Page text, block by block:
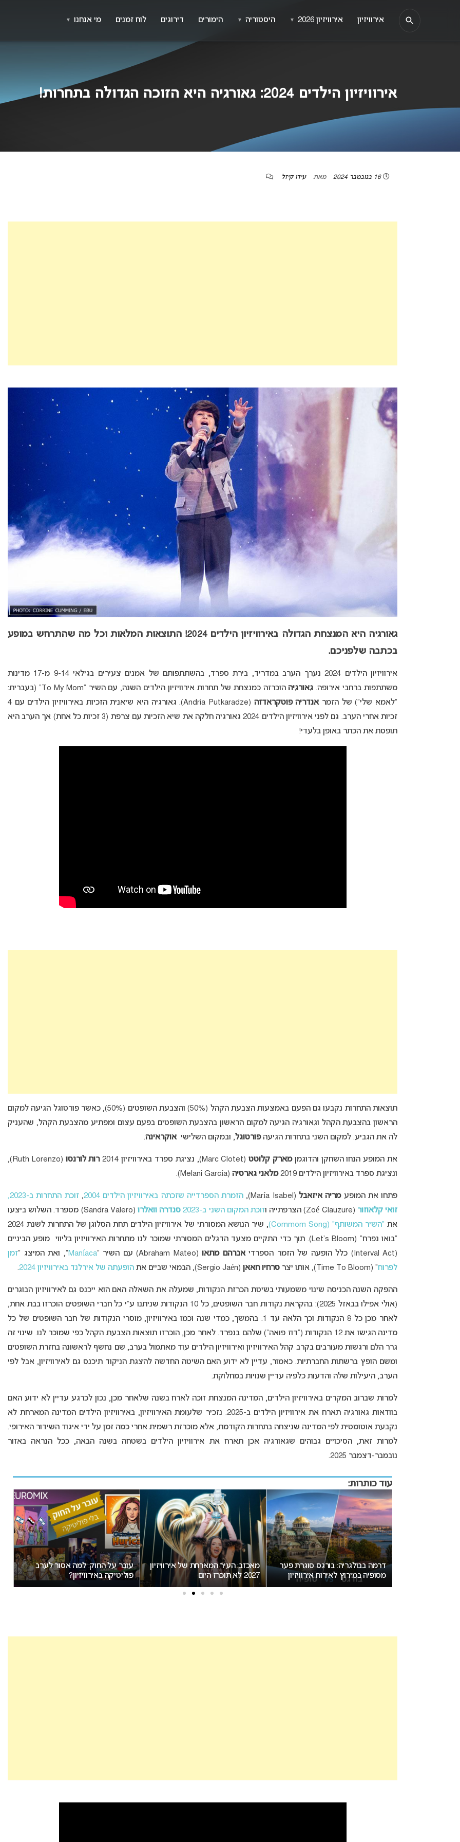
אירוויזיון הילדים 2024: גאורגיה היא הזוכה הגדולה בתחרות!
16 בנובמבר 2024 מאת עידו קיזל
גאורגיה היא המנצחת הגדולה באירוויזיון הילדים 2024!
התוצאות המלאות וכל מה שהתרחש במופע
בכתבה שלפניכם.
אירוויזיון הילדים 2024 נערך הערב במדריד, בירת ספרד, בהשתתפותם של אמנים צעירים בגילאי 9-14 מ-17 מדינות
משתתפות ברחבי אירופה. גאורגיה
הוכרזה כמנצחת של תחרות אירוויזיון הילדים השנה, עם השיר “To My Mom” (בעברית:
“לאמא שלי”) של הזמראנדריה פוטקראדזה
(Andria Putkaradze). גאורגיה היא שיאנית הזכיות באירוויזיון הילדים עם 4
זכיות אחרי הערב. גם לפני אירוויזיון הילדים 2024 גאורגיה חלקה את שיא הזכיות עם צרפת (3 זכיות כל אחת) אך הערב היא
תופסת את הכתר באופן בלעדי!
תוצאות התחרות נקבעו גם הפעם באמצעות הצבעת הקהל (50%) והצבעת השופטים (50%), כאשר פורטוגל הגיעה למקום
הראשון בהצבעת הקהל וגאורגיה הגיעה למקום הראשון בהצבעת השופטים בפעם עצום ומפתיע מהצבעת הקהל, שהעניק
לה את הגביע. למקום השני בתחרות הגיעהפורטוגל, ובמקום השלישי אוקראינה.
את המופע הנחו השחקן והדוגמןמארק קלוטט(Marc Clotet), נציגת ספרד באירוויזיון 2014 רות לורנסו
(Ruth Lorenzo),
ונציגת ספרד באירוויזיון הילדים 2019
מלאני גארסיה (Melani García).
פתחו את המופעמריה איזאבל(María Isabel), הזמרת הספרדייה שזכתה באירוויזיון הילדים 2004 ,זוכת התחרות ב-2023,
זואי קלאוזור (Zoé Clauzure) הצרפתייה ו זוכת המקום השני ב-2023 סנדרה וואלרו
(Sandra Valero) מספרד. השלוש ביצעו
את “השיר המשותף” (Commom Song)
, שיר הנושא המסורתי של אירוויזיון הילדים תחת הסלוגן של התחרות לשנת 2024
“בואו נפרח” (Let’s Bloom). תוך כדי התקיים מצעד הדגלים המסורתי שמוכר לנו מתחרות האירוויזיון בליווי מופע הביניים
(Interval Act) כלל הופעה של הזמר הספרדי
אברהם מתאו (Abraham Mateo) עם השיר “ Maníaca“, ואת המיצג “זמן
לפרוח” (Time To Bloom), אותו יצר סרחיו חאאן (Sergio Jaén), הבמאי שביים את הופעתה של אירלנד באירוויזיון 2024 .
ההפקה השנה הכניסה שינוי משמעותי בשיטת הכרזת הנקודות, שמעלה את השאלה האם הוא ייכנס גם לאירוויזיון הבוגרים
(אולי אפילו בבאזל 2025): בהקראת נקודות חבר השופטים, כל 10 הנקודות שניתנו ע”י כל חברי השופטים הוכרזו בבת אחת,
לאחר מכן כל 8 הנקודות וכך הלאה עד 1. בהמשך, כמדי שנה וכמו באירוויזיון, מוסרי הנקודות של חבר השופטים של כל
מדינה הגישו את 12 הנקודות (“דוז פואה”) שלהם בנפרד. לאחר מכן, הוכרזו תוצאות הצבעת הקהל כפי שמוכר לנו. שינוי זה
גרר הלם ורגשות מעורבים בקרב קהל האירוויזיון ואירוויזיון הילדים עוד מאתמול בערב, שם נחשף לראשונה בחזרת השופטים
ומשם הופץ ברשתות החברתיות. כאמור, עדיין לא ידוע האם השיטה החדשה להצגת הניקוד תיכנס גם לאירוויזיון, אבל לפי
הערב, היעילות שלה והדעות כלפיה עדיין שנויות במחלוקת.
למרות שברוב המקרים באירוויזיון הילדים, המדינה המנצחת זוכה לארח בשנה שלאחר מכן, נכון לכרגע עדיין לא ידוע האם
בוודאות גאורגיה תארח את אירוויזיון הילדים ב-2025. נזכיר שלעומת האירוויזיון, באירוויזיון הילדים המדינה המארחת לא
נקבעת אוטומטית לפי המדינה שניצחה בתחרות הקודמת, אלא מוכרזת רשמית אחרי כמה זמן על ידי איגוד השידור האירופי.
למרות זאת, הסיכויים גבוהים שגאורגיה אכן תארח את אירוויזיון הילדים בשטחה בשנה הבאה, ככל הנראה באזור
נובמבר-דצמבר 2025.
עוד כותרות:
מאכזב: העיר המארחת של אירוויזיון
2027 לא תוכרז היום
עובר על החוק: למה אסור לערב
פוליטיקה באירוויזיון?
זוכה האירוויזיון האירי מחרים את
התחרות בעקבות השתתפות ישראל
אירוויזיון אירוויזיון 2026 ▼ היסטוריה ▼ הימורים דירוגים לוח זמנים מי אנחנו ▼